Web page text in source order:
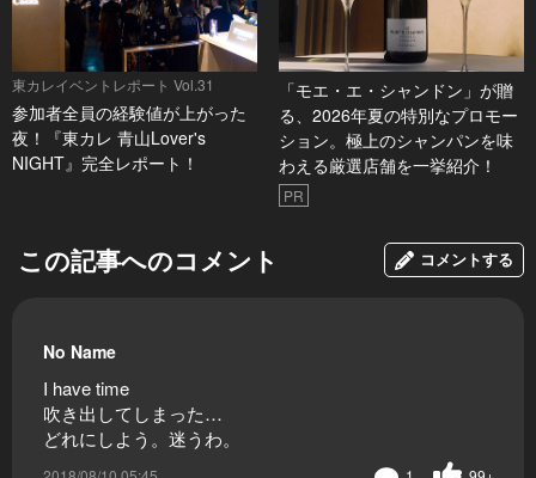
東カレイベントレポート Vol.31
参加者全員の経験値が上がった
夜！『東カレ 青山Lover's
NIGHT』完全レポート！
「モエ・エ・シャンドン」が贈
る、2026年夏の特別なプロモー
ション。極上のシャンパンを味
わえる厳選店舗を一挙紹介！
PR
この記事へのコメント コメントする
No Name
I have time
吹き出してしまった…
どれにしよう。迷うわ。